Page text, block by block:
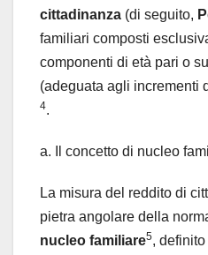
cittadinanza (di seguito,
familiari composti
componenti di età pari o
(adeguata agli incrementi
4.
a. Il concetto di nucleo
La misura del reddito di
pietra angolare della
nucleo familiare5, definito